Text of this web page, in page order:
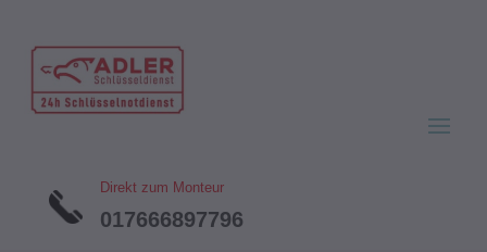
Direkt zum Monteur
017666897796